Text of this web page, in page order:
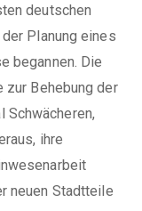
deutschen
Planung eines
begannen. Die
zur Behebung der
Schwächeren,
ihre
neuen Stadtteile